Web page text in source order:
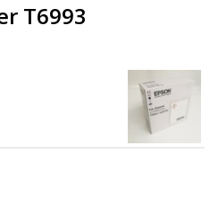
T6993